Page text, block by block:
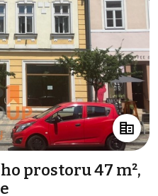
prostoru 47 m²,